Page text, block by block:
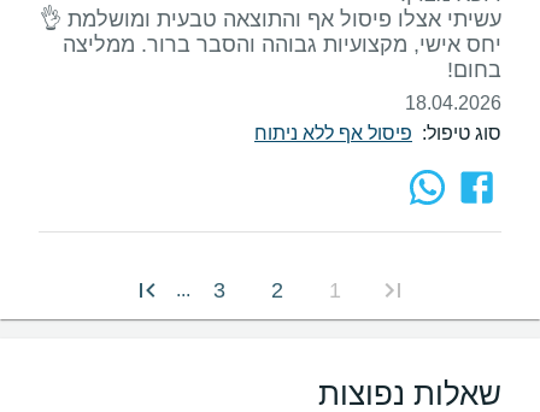
עשיתי אצלו פיסול אף והתוצאה טבעית ומושלמת 👌
יחס אישי, מקצועיות גבוהה והסבר ברור. ממליצה
בחום!
18.04.2026
סוג טיפול: פיסול אף ללא ניתוח
1
2
3
...
שאלות נפוצות